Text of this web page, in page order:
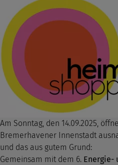
Am Sonntag, den 14.09.2025,
Bremerhavener Innenstadt
und das aus gutem Grund:
Gemeinsam mit dem 6. Energie-